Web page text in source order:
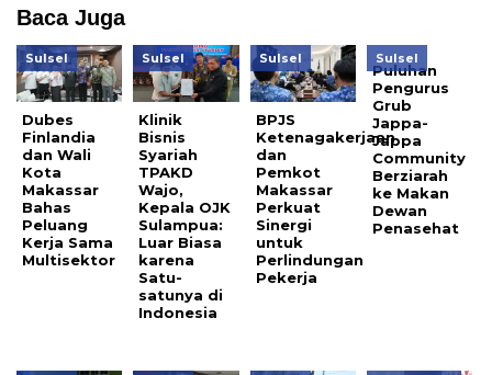
Baca Juga
Sulsel
Dubes
Finlandia
dan Wali
Kota
Makassar
Bahas
Peluang
Kerja Sama
Multisektor
Sulsel
Klinik
Bisnis
Syariah
TPAKD
Wajo,
Kepala OJK
Sulampua:
Luar Biasa
karena
Satu-
satunya di
Indonesia
Sulsel
BPJS
Ketenagakerjaan
dan
Pemkot
Makassar
Perkuat
Sinergi
untuk
Perlindungan
Pekerja
Sulsel
Puluhan
Pengurus
Grub
Jappa-
Jappa
Community
Berziarah
ke Makan
Dewan
Penasehat